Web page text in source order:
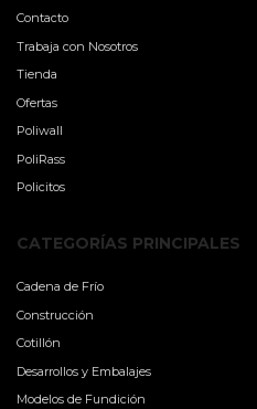
Contacto
Trabaja con Nosotros
Tienda
Ofertas
Poliwall
PoliRass
Policitos
CATEGORÍAS PRINCIPALES
Cadena de Frío
Construcción
Cotillón
Desarrollos y Embalajes
Modelos de Fundición